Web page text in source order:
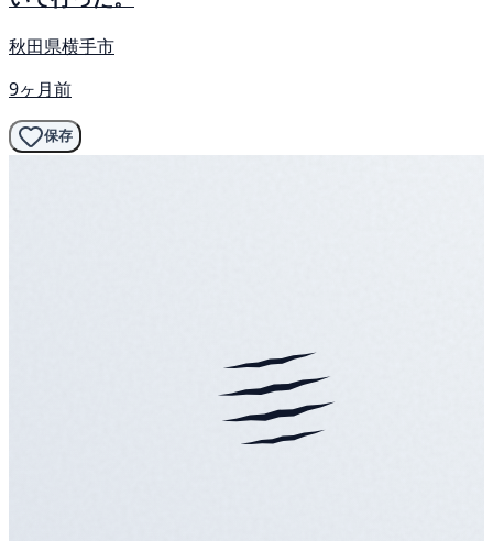
秋田県横手市
9ヶ月前
保存